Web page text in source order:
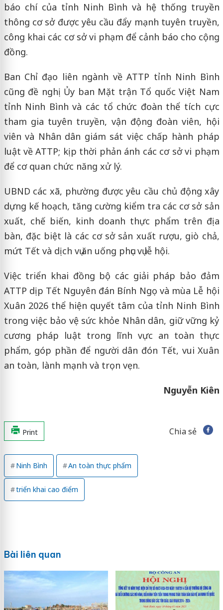
báo chí của tỉnh Ninh Bình và hệ thống truyền
thông cơ sở được yêu cầu đẩy mạnh tuyên truyền,
công khai các cơ sở vi phạm để cảnh báo cho cộng
đồng.
Ban Chỉ đạo liên ngành về ATTP tỉnh Ninh Bình
cũng đề nghị Ủy ban Mặt trận Tổ quốc Việt Nam
tỉnh Ninh Bình và các tổ chức đoàn thể tích cực
tham gia tuyên truyền, vận động đoàn viên, hội
viên và Nhân dân giám sát việc chấp hành pháp
luật về ATTP; kịp thời phản ánh các cơ sở vi phạm
để cơ quan chức năng xử lý.
UBND các xã, phường được yêu cầu chủ động xây
dựng kế hoạch, tăng cường kiểm tra các cơ sở sản
xuất, chế biến, kinh doanh thực phẩm trên địa
bàn, đặc biệt là các cơ sở sản xuất rượu, giò chả,
mứt Tết và dịch vụ ăn uống phục vụ lễ hội.
Việc triển khai đồng bộ các giải pháp bảo đảm
ATTP dịp Tết Nguyên đán Bính Ngọ và mùa Lễ hội
Xuân 2026 thể hiện quyết tâm của tỉnh Ninh Bình
trong việc bảo vệ sức khỏe Nhân dân, giữ vững kỷ
cương pháp luật trong lĩnh vực an toàn thực
phẩm, góp phần để người dân đón Tết, vui Xuân
an toàn, lành mạnh và trọn vẹn.
Nguyễn Kiên
Print Chia sẻ
Ninh Bình An toàn thực phẩm
triển khai cao điểm
Bài liên quan